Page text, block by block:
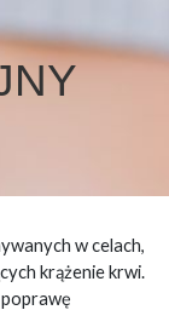
w celach,
krążenie krwi.